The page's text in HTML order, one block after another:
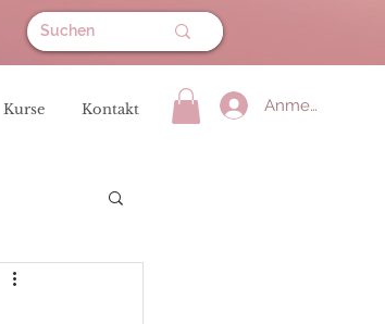
Anmelden
Kurse Kontakt